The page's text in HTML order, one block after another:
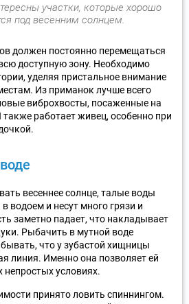
участки, которые хорошо
под весенним солнцем.
должен постоянно перемещаться
доступную зону. Необходимо
уделяя пристальное внимание
Из приманок лучше всего
виброхвосты, посаженные на
работает живец, особенно при
весеннее солнце, талые воды
водоем и несут много грязи и
заметно падает, что накладывает
Рыбачить в мутной воде
что у зубастой хищницы
линия. Именно она позволяет ей
непростых условиях.
принято ловить спиннингом.